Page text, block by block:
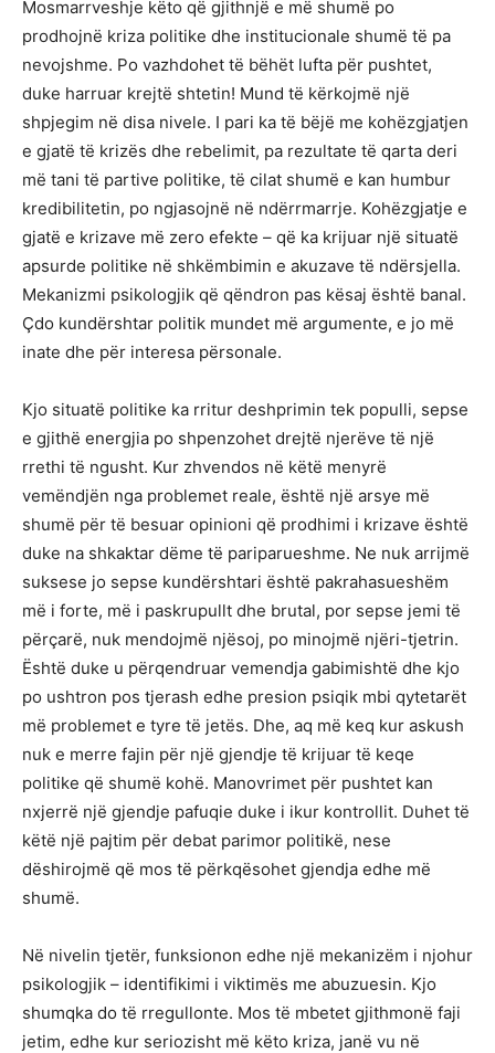
Mosmarrveshje këto që gjithnjë e më shumë po
prodhojnë kriza politike dhe institucionale shumë të pa
nevojshme. Po vazhdohet të bëhët lufta për pushtet,
duke harruar krejtë shtetin! Mund të kërkojmë një
shpjegim në disa nivele. I pari ka të bëjë me kohëzgjatjen
e gjatë të krizës dhe rebelimit, pa rezultate të qarta deri
më tani të partive politike, të cilat shumë e kan humbur
kredibilitetin, po ngjasojnë në ndërrmarrje. Kohëzgjatje e
gjatë e krizave më zero efekte – që ka krijuar një situatë
apsurde politike në shkëmbimin e akuzave të ndërsjella.
Mekanizmi psikologjik që qëndron pas kësaj është banal.
Çdo kundërshtar politik mundet më argumente, e jo më
inate dhe për interesa përsonale.
Kjo situatë politike ka rritur deshprimin tek populli, sepse
e gjithë energjia po shpenzohet drejtë njerëve të një
rrethi të ngusht. Kur zhvendos në këtë menyrë
vemëndjën nga problemet reale, është një arsye më
shumë për të besuar opinioni që prodhimi i krizave është
duke na shkaktar dëme të pariparueshme. Ne nuk arrijmë
suksese jo sepse kundërshtari është pakrahasueshëm
më i forte, më i paskrupullt dhe brutal, por sepse jemi të
përçarë, nuk mendojmë njësoj, po minojmë njëri-tjetrin.
Është duke u përqendruar vemendja gabimishtë dhe kjo
po ushtron pos tjerash edhe presion psiqik mbi qytetarët
më problemet e tyre të jetës. Dhe, aq më keq kur askush
nuk e merre fajin për një gjendje të krijuar të keqe
politike që shumë kohë. Manovrimet për pushtet kan
nxjerrë një gjendje pafuqie duke i ikur kontrollit. Duhet të
këtë një pajtim për debat parimor politikë, nese
dëshirojmë që mos të përkqësohet gjendja edhe më
shumë.
Në nivelin tjetër, funksionon edhe një mekanizëm i njohur
psikologjik – identifikimi i viktimës me abuzuesin. Kjo
shumqka do të rregullonte. Mos të mbetet gjithmonë faji
jetim, edhe kur seriozisht më këto kriza, janë vu në